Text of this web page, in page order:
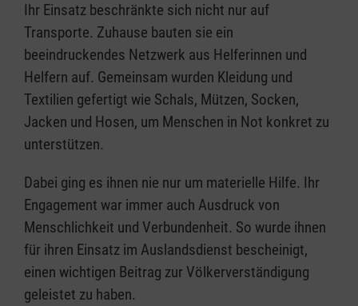
Ihr Einsatz beschränkte sich nicht nur auf
Transporte. Zuhause bauten sie ein
beeindruckendes Netzwerk aus Helferinnen und
Helfern auf. Gemeinsam wurden Kleidung und
Textilien gefertigt wie Schals, Mützen, Socken,
Jacken und Hosen, um Menschen in Not konkret zu
unterstützen.
Dabei ging es ihnen nie nur um materielle Hilfe. Ihr
Engagement war immer auch Ausdruck von
Menschlichkeit und Verbundenheit. So wurde ihnen
für ihren Einsatz im Auslandsdienst bescheinigt,
einen wichtigen Beitrag zur Völkerverständigung
geleistet zu haben.